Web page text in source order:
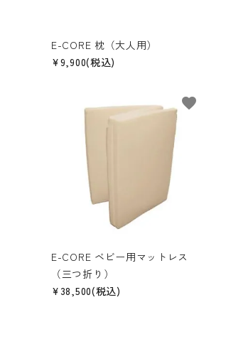
E-CORE 枕（大人用）
¥9,900(税込)
E-CORE ベビー用マットレス
（三つ折り）
¥38,500(税込)
favorite